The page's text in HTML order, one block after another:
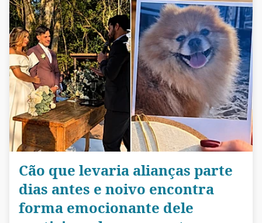
Cão que levaria alianças parte
dias antes e noivo encontra
forma emocionante dele